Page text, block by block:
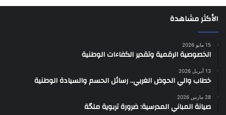
الأكثر مشاهدة
15 مايو 2026
الخصوصية الرقمية وتقدير الكفاءات الوطنية
13 أبريل 2026
خطاب والي الحوض الغربي.. رسائل الحسم والسيادة الوطنية
28 مارس 2026
صيانة المباني المدرسية: ضرورة تربوية ملحّة